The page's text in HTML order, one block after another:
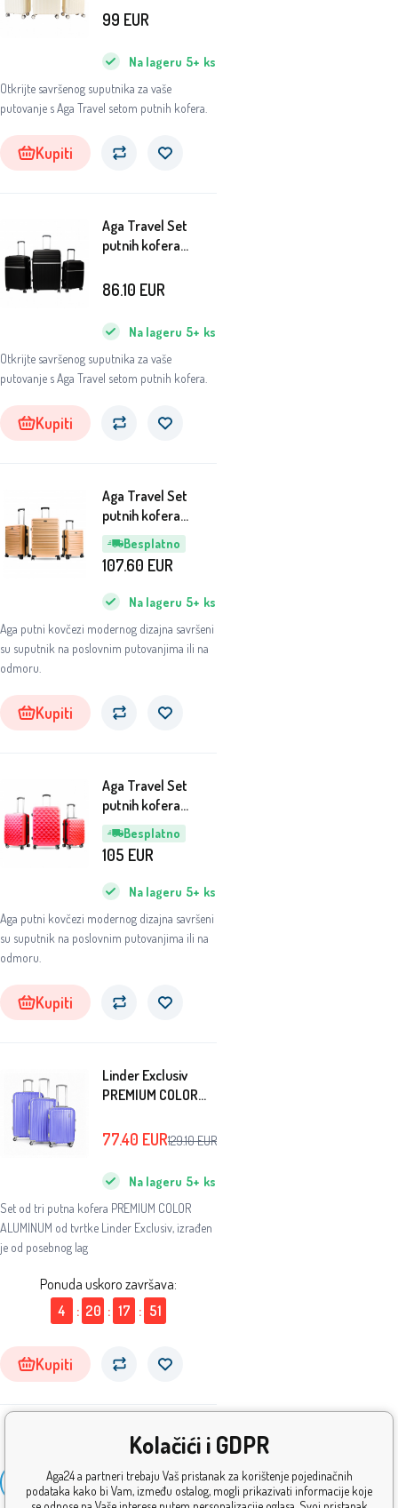
Otkrijte savršenog suputnika za vaše
putovanje s Aga Travel setom putnih kofera.
Na lageru 5+ ks
99 EUR
Kupiti
Aga Travel Set
putnih kofera
Otkrijte savršenog suputnika za vaše
putovanje s Aga Travel setom putnih kofera.
Na lageru 5+ ks
86.10 EUR
Kupiti
Besplatno
Aga Travel Set
putnih kofera
MR4657
Narančasta
Aga putni kovčezi modernog dizajna savršeni
su suputnik na poslovnim putovanjima ili na
odmoru.
Na lageru 5+ ks
107.60 EUR
Kupiti
Besplatno
Aga Travel Set
putnih kofera
MR4655 Crvena
Aga putni kovčezi modernog dizajna savršeni
su suputnik na poslovnim putovanjima ili na
odmoru.
Na lageru 5+ ks
105 EUR
Kupiti
Linder Exclusiv
PREMIUM COLOR
S,M,L Lila
Set od tri putna kofera PREMIUM COLOR
ALUMINUM od tvrtke Linder Exclusiv, izrađen
je od posebnog lag
Na lageru 5+ ks
77.40 EUR129.10EUR
Ponuda uskoro završava:
4
: 20 : 17 : 51
Kupiti
Prikaži
više
6
Kolačići i GDPR
Aga24 a partneri trebaju Vaš pristanak za korištenje pojedinačnih
podataka kako bi Vam, između ostalog, mogli prikazivati informacije koje